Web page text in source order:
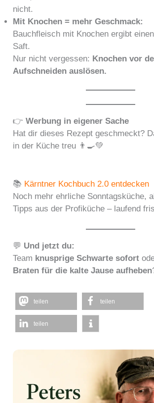
nicht.
Mit Knochen = mehr Geschmack:
Bauchfleisch mit Knochen ergibt
Saft.
Nur nicht vergessen: Knochen vor
Aufschneiden auslösen.
👉Werbung in eigener Sache
Hat dir dieses Rezept geschmeckt?
in der Küche treu 👨‍🍳💚
📚 Kärntner Kochbuch 2.0 entdecken
Noch mehr ehrliche Sonntagsküche,
Tipps aus der Profiküche – laufend
💬 Und jetzt du:
Team knusprige Schwarte sofort
Braten für die kalte Jause aufheben
teilen teilen
teilen